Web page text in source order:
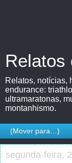
Relatos
Relatos, notícias,
endurance:
ultramaratonas,
montanhismo.
segunda-feira,